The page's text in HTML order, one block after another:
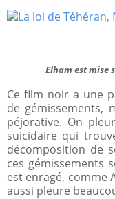
Elham est mise
Ce film noir a une
de gémissements,
péjorative. On
suicidaire qui
décomposition de
ces gémissements
est enragé, comme
aussi pleure